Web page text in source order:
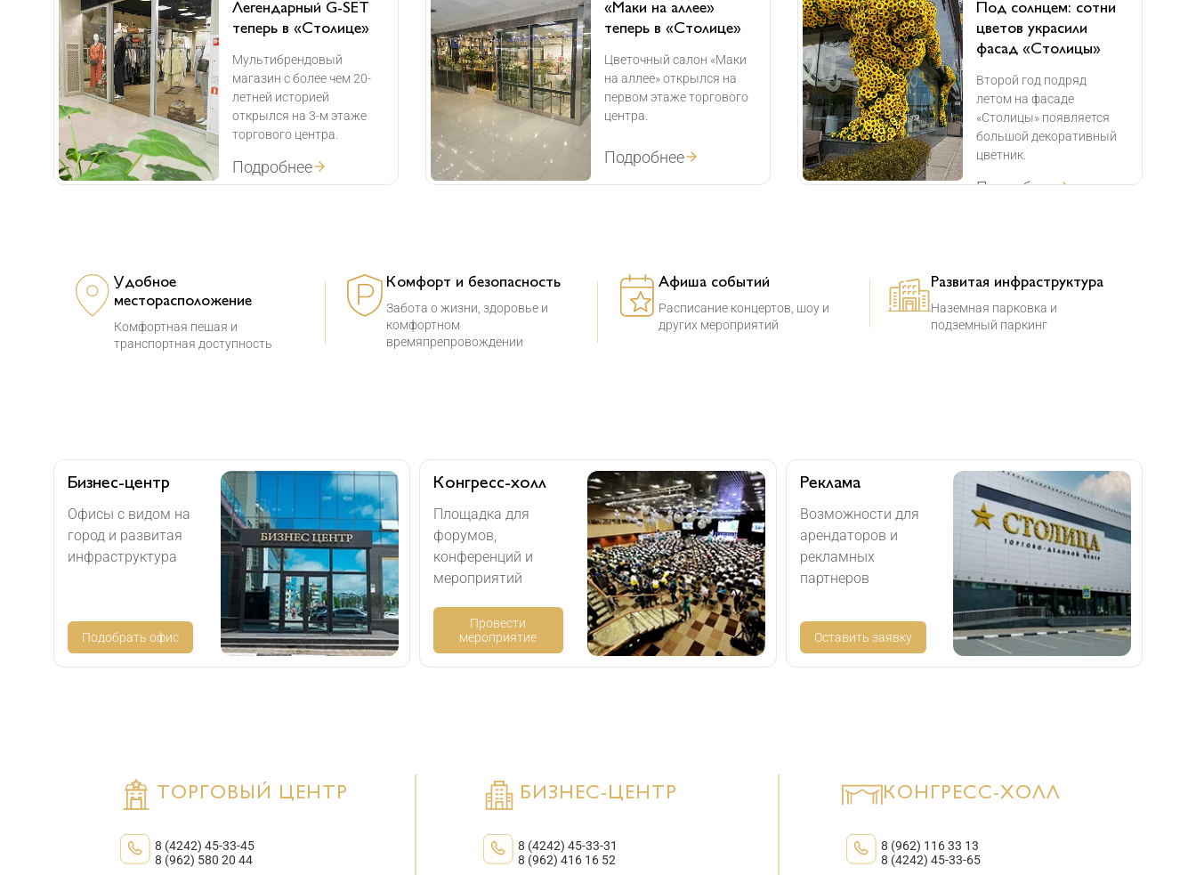
Легендарный G-SET
теперь в «Столице»
Мультибрендовый
магазин с более чем 20-
летней историей
открылся на 3-м этаже
торгового центра.
Подробнее
«Маки на аллее»
теперь в «Столице»
Цветочный салон «Маки
на аллее» открылся на
первом этаже торгового
центра.
Подробнее
Под солнцем: сотни
цветов украсили
фасад «Столицы»
Второй год подряд
летом на фасаде
«Столицы» появляется
большой декоративный
цветник.
Подробнее
Удобное
месторасположение
Комфортная пешая и
транспортная доступность
Комфорт и безопасность
Забота о жизни, здоровье и
комфортном
времяпрепровождении
Афиша событий
Расписание концертов, шоу и
других мероприятий
Развитая инфраструктура
Наземная парковка и
подземный паркинг
Бизнес-центр
Офисы с видом на
город и развитая
инфраструктура
Подобрать офис
Конгресс-холл
Площадка для
форумов,
конференций и
мероприятий
Провести
мероприятие
Реклама
Возможности для
арендаторов и
рекламных
партнеров
Оставить заявку
ТОРГОВЫЙ ЦЕНТР
8 (4242) 45-33-45
8 (962) 580 20 44
БИЗНЕС-ЦЕНТР
8 (4242) 45-33-31
8 (962) 416 16 52
КОНГРЕСС-ХОЛЛ
8 (962) 116 33 13
8 (4242) 45-33-65